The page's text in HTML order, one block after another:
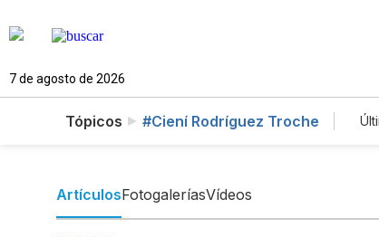
7 de agosto de 2026
Tópicos #Ciení Rodríguez Troche
ArtículosFotogaleríasVídeos